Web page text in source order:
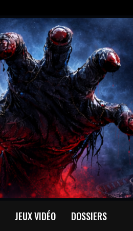
JEUX VIDÉO DOSSIERS